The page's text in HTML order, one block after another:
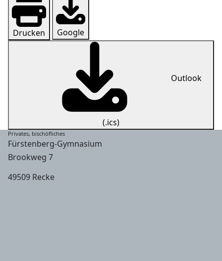
Drucken Google
(.ics)
Privates, bischöfliches
Fürstenberg-Gymnasium
Brookweg 7
49509 Recke